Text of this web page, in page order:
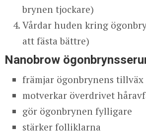
brynen tjockare)
Vårdar huden kring
att fästa bättre)
Nanobrow
främjar ögonbrynens tillväx
motverkar överdrivet
gör ögonbrynen fylligare
stärker folliklarna